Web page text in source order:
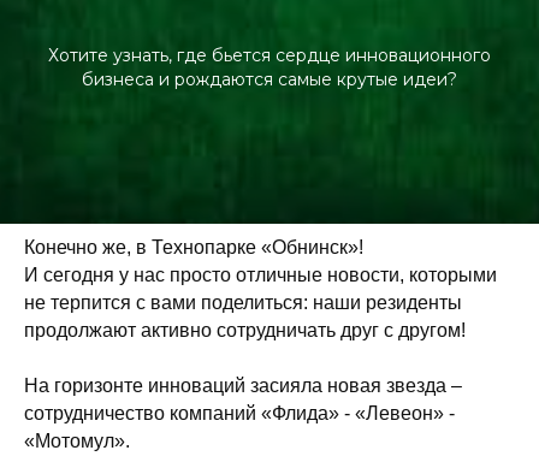
Хотите узнать, где бьется сердце инновационного
бизнеса и рождаются самые крутые идеи?
Конечно же, в Технопарке «Обнинск»!
И сегодня у нас просто отличные новости, которыми
не терпится с вами поделиться: наши резиденты
продолжают активно сотрудничать друг с другом!
На горизонте инноваций засияла новая звезда –
сотрудничество компаний «Флида» - «Левеон» -
«Мотомул».